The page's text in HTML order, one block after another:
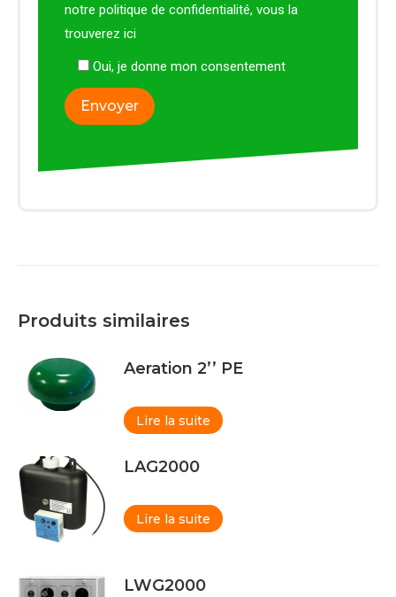
notre politique de confidentialité, vous la
trouverez ici
Oui, je donne mon consentement
Produits similaires
Aeration 2’’ PE
Lire la suite
LAG2000
Lire la suite
LWG2000